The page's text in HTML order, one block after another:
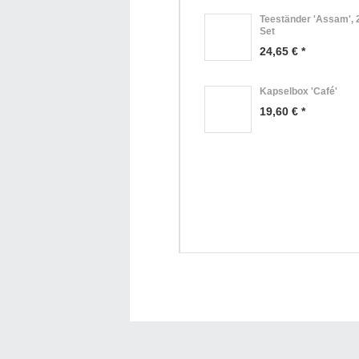
Teeständer 'Assam',
Set
24,65 € *
Kapselbox 'Café'
19,60 € *